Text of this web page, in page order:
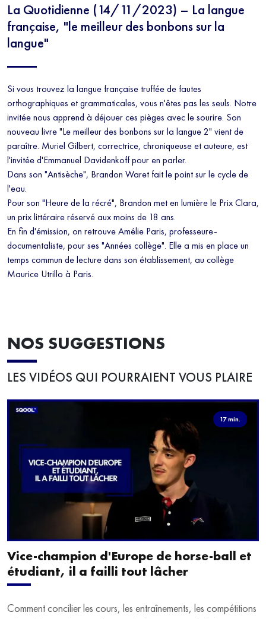
La Quotidienne (14/11/2023) – La langue
française, "le meilleur des bonbons sur la
langue"
Si vous trouvez la langue française truffée de fautes
orthographiques et grammaticales, vous n'êtes pas les seuls. Notre
invitée nous apprend à déjouer ces pièges avec le sourire. Son
nouveau livre "Le meilleur des bonbons sur la langue 2" vient de
paraître. Muriel Gilbert, correctrice, chroniqueuse et auteure, est
l'invitée d'Emmanuel Davidenkoff pour en parler.
Dans son "Antisèche", Brandon Waret fait le point sur le cycle de
l'eau.
Pour son "Heure de la récré", Brandon met en lumière le Prix Clara,
un prix littéraire réservé aux moins de 18 ans.
En fin d'émission, on retrouve Amélie Paris, professeure-
documentaliste, pour ses "Années collège". Elle a mis en place un
temps commun de lecture dans son établissement, au collège
Maurice Utrillo à Paris.
NOS SUGGESTIONS
LES VIDÉOS QUI POURRAIENT VOUS PLAIRE
17 min.
Vice-champion d'Europe de horse-ball et
étudiant, il a failli tout lâcher
Comment concilier les cours, les entraînements, les compétitions